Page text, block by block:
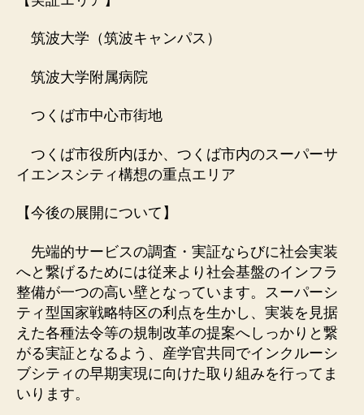
筑波大学（筑波キャンパス）
筑波大学附属病院
つくば市中心市街地
つくば市役所内ほか、つくば市内のスーパーサ
イエンスシティ構想の重点エリア
【今後の展開について】
先端的サービスの調査・実証ならびに社会実装
へと繋げるためには従来より社会基盤のインフラ
整備が一つの高い壁となっています。スーパーシ
ティ型国家戦略特区の利点を生かし、実装を見据
えた各種法令等の規制改革の提案へしっかりと繋
がる実証となるよう、産学官共同でインクルーシ
ブシティの早期実現に向けた取り組みを行ってま
いります。